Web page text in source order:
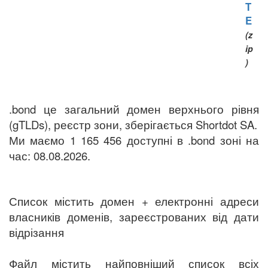
T
E
(z
ip
)
.bond це загальний домен верхнього рівня
(gTLDs), реєстр зони, зберігається Shortdot SA.
Ми маємо 1 165 456 доступні в .bond зоні на
час: 08.08.2026.
Список містить домен + електронні адреси
власників доменів, зареєстрованих від дати
відрізання
Файл містить найповніший список всіх